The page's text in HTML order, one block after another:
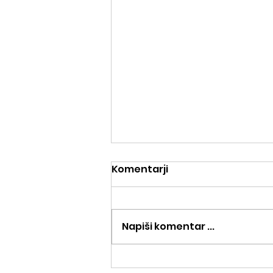
Tekaška delavnica,
Komentarji
Napiši komentar ...